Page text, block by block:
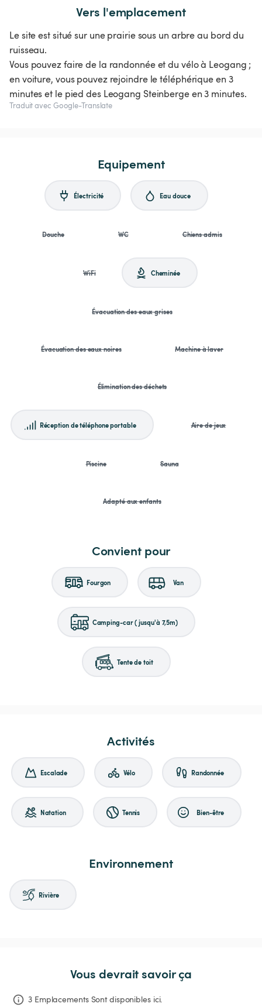
Vers l'emplacement
Le site est situé sur une prairie sous un arbre au bord du
ruisseau.
Vous pouvez faire de la randonnée et du vélo à Leogang ;
en voiture, vous pouvez rejoindre le téléphérique en 3
minutes et le pied des Leogang Steinberge en 3 minutes.
Traduit avec Google-Translate
Equipement
Électricité Eau douce
Douche WC Chiens admis
WiFi Cheminée
Évacuation des eaux grises
Évacuation des eaux noires Machine à laver
Élimination des déchets
Réception de téléphone portable Aire de jeux
Piscine Sauna
Adapté aux enfants
Convient pour
Fourgon Van
Camping-car (jusqu'à 7,5m)
Tente de toit
Activités
Escalade Vélo Randonnée
Natation Tennis Bien-être
Environnement
Rivière
Vous devrait savoir ça
3 Emplacements Sont disponibles ici.